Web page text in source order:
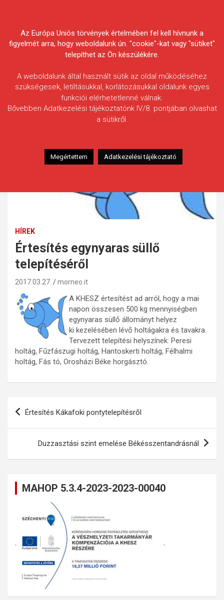
Egyesületek Szövetsége
HÍREK
Értesítés egynyaras süllő
telepítéséről
2017.03.27. morneo.it
A KHESZ értesítést ad arról, hogy a mai
napon összesen 500 kg mennyiségben
egynyaras süllő állományt helyez
ki kezelésében lévő holtágakra és tavakra.
Tervezett telepítési helyszínek: Peresi
holtág, Fűzfászugi holtág, Hantoskerti holtág, Félhalmi
holtág, Fás tó, Orosházi Béke horgásztó.
Bejegyzés
Értesítés Kákafoki pontytelepítésről
Duzzasztási szint emelése Békésszentandrásnál
MAHOP 5.3.4-2023-2023-00040
Az Európa Uniós törvények értelmében fel kell hívnunk a
figyelmét arra, hogy weboldalunk ún. "cookie"-kat vagy "sütiket"
telepíthet az Ön készülékére.
A weboldalunk által használt sütik az oldal működéséhez
szükségesek, letiltásukkal, korlátozásukkal oldalunk egyes
funkciói elérhetetlenné válnak.
Bővebben Adatkezelési tájékoztatónk IV/8. pontjában olvashat
a sütikről.
Megértettem Adatkezelési tájékoztató